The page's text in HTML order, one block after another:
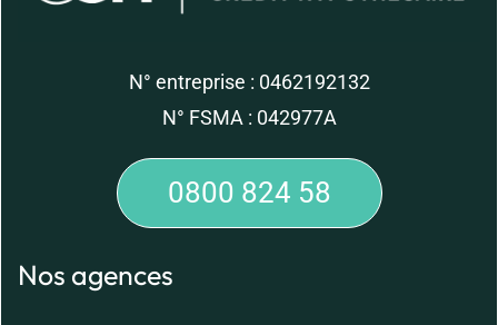
N° entreprise : 0462192132
N° FSMA : 042977A
0800 824 58
Nos agences